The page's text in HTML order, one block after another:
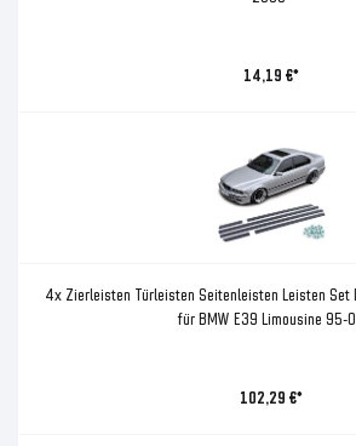
14,19 €*
4x Zierleisten Türleisten Seitenleisten Leisten Set
für BMW E39 Limousine 95-
102,29 €*